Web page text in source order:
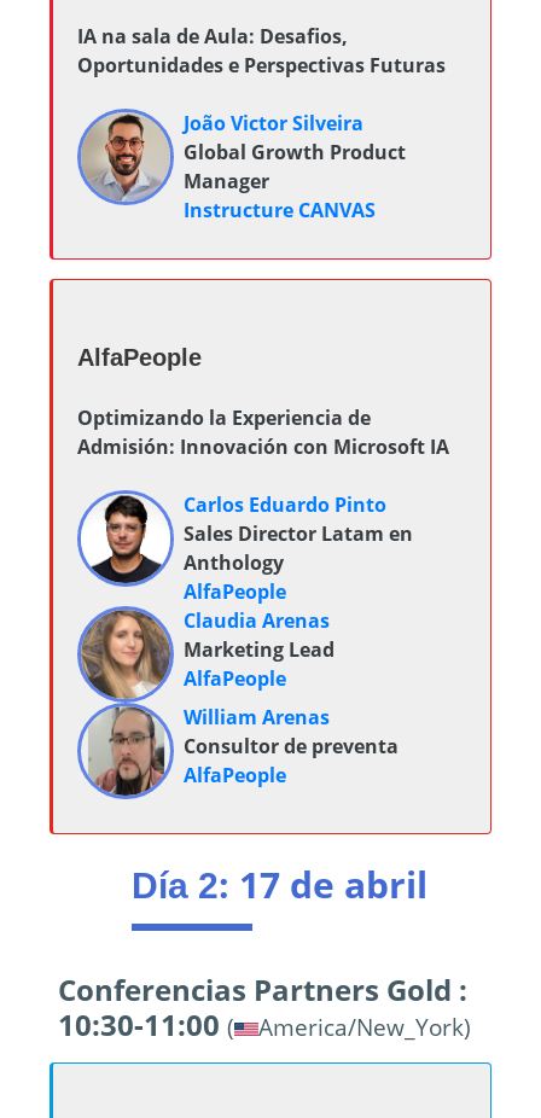
IA na sala de Aula: Desafios,
Oportunidades e Perspectivas Futuras
João Victor Silveira
Global Growth Product
Manager
Instructure CANVAS
AlfaPeople
Optimizando la Experiencia de
Admisión: Innovación con Microsoft IA
Carlos Eduardo Pinto
Sales Director Latam en
Anthology
AlfaPeople
Claudia Arenas
Marketing Lead
AlfaPeople
William Arenas
Consultor de preventa
AlfaPeople
Día 2: 17 de abril
Conferencias Partners Gold :
10:30-11:00 ( America/New_York)